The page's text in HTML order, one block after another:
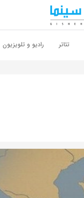
تئاتر رادیو و تلویزیون